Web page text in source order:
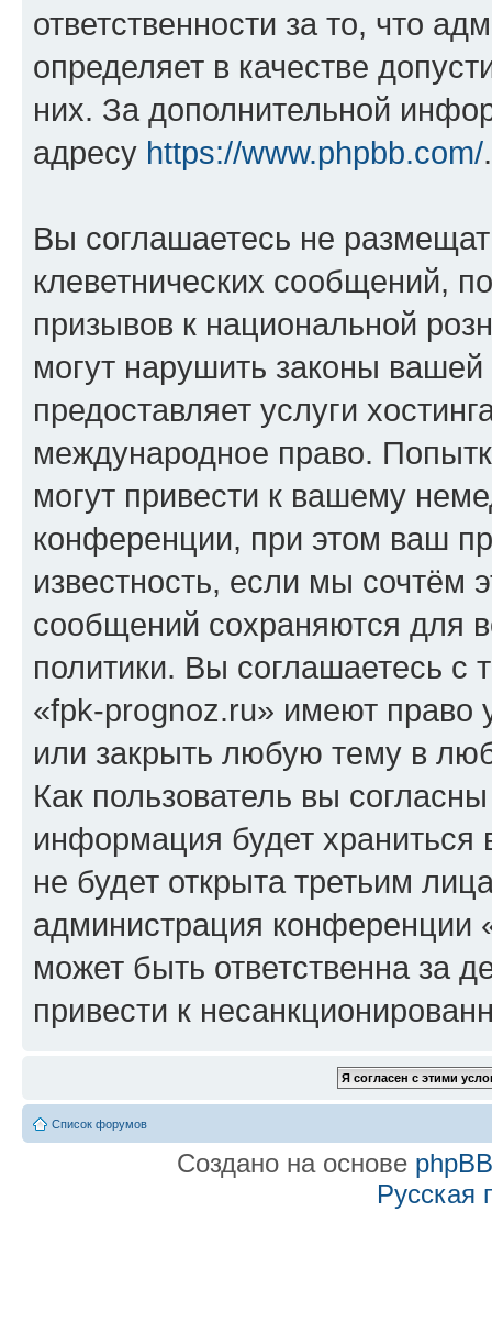
ответственности за то, что
определяет в качестве
них. За дополнительной
адресу https://www.phpbb.com/.
Вы соглашаетесь не
клеветнических сообщений,
призывов к национальной
могут нарушить законы
предоставляет услуги
международное право.
могут привести к вашему
конференции, при этом ваш
известность, если мы сочтём
сообщений сохраняются для
политики. Вы соглашаетесь
«fpk-prognoz.ru» имеют право
или закрыть любую тему в
Как пользователь вы
информация будет
не будет открыта третьим
администрация конференции
может быть ответственна за
привести к
Список форумов
Создано на основе phpBB
Русская